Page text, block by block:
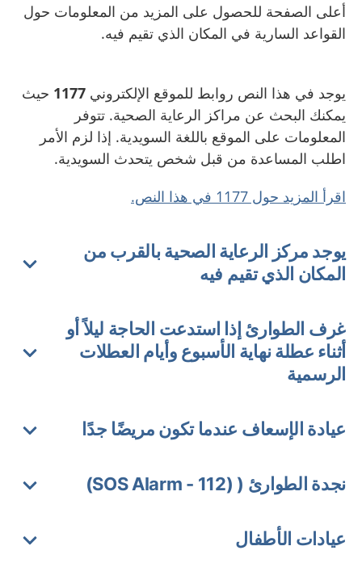
أعلى الصفحة للحصول على المزيد من المعلومات حول
القواعد السارية في المكان الذي تقيم فيه.
يوجد في هذا النص روابط للموقع الإلكتروني 1177 حيث
يمكنك البحث عن مراكز الرعاية الصحية. تتوفر
المعلومات على الموقع باللغة السويدية. إذا لزم الأمر
اطلب المساعدة من قبل شخص يتحدث السويدية.
اقرأ المزيد حول 1177 في هذا النص.
يوجد مركز الرعاية الصحية بالقرب من
المكان الذي تقيم فيه
غرف الطوارئ إذا استدعت الحاجة ليلاً أو
أثناء عطلة نهاية الأسبوع وأيام العطلات
الرسمية
عيادة الإسعاف عندما تكون مريضًا جدًا
نجدة الطوارئ ( (SOS Alarm - 112)
عيادات الأطفال